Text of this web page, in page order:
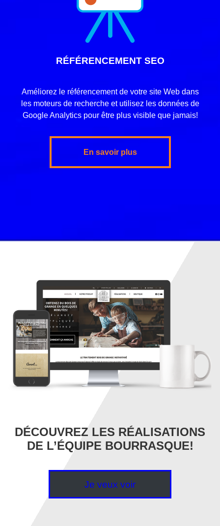
RÉFÉRENCEMENT SEO
Améliorez le référencement de votre site Web dans
les moteurs de recherche et utilisez les données de
Google Analytics pour être plus visible que jamais!
En savoir plus
DÉCOUVREZ LES RÉALISATIONS
DE L’ÉQUIPE BOURRASQUE!
Je veux voir